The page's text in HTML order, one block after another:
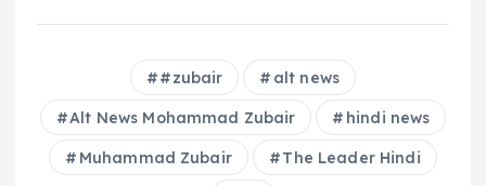
#zubair alt news
Alt News Mohammad Zubair hindi news
Muhammad Zubair The Leader Hindi